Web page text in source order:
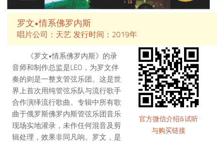
罗文•情系佛罗内斯
唱片公司：天艺 发行时间：2019年
《罗文•情系佛罗内斯》的录
音师和制作总监是LEO，为罗文伴
奏的则是一整支管弦乐团。这是世
界上首次用纯管弦乐队与流行歌手
合作演绎流行歌曲。专辑中所有歌
曲于俄罗斯佛罗内斯管弦乐团音乐
现场实地灌录，未作任何混音及剪
辑处理，效果非同凡响。罗文，是
官方微信介绍&试听
与购买链接